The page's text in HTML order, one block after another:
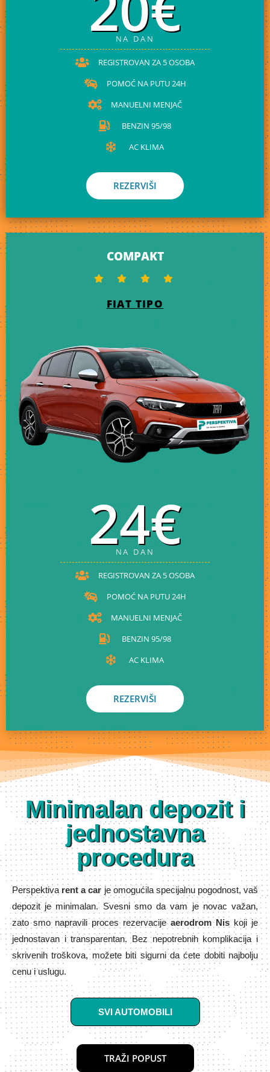
NA DAN
REGISTROVAN ZA 5 OSOBA
POMOĆ NA PUTU 24H
MANUELNI MENJAČ
BENZIN 95/98
AC KLIMA
REZERVIŠI
COMPAKT
FIAT TIPO
24€
NA DAN
REGISTROVAN ZA 5 OSOBA
POMOĆ NA PUTU 24H
MANUELNI MENJAČ
BENZIN 95/98
AC KLIMA
REZERVIŠI
Minimalan depozit i
jednostavna
procedura
Perspektiva rent a car je omogućila specijalnu pogodnost, vaš
depozit je minimalan. Svesni smo da vam je novac važan,
zato smo napravili proces rezervacije aerodrom Nis koji je
jednostavan i transparentan. Bez nepotrebnih komplikacija i
skrivenih troškova, možete biti sigurni da ćete dobiti najbolju
cenu i uslugu.
SVI AUTOMOBILI
TRAŽI POPUST